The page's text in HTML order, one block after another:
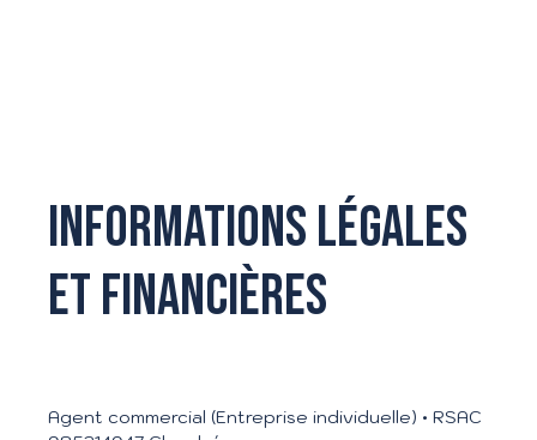
Informations légales
et financières
Agent commercial (Entreprise individuelle) • RSAC